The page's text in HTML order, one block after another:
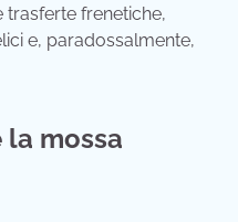
frenetiche,
e, paradossalmente,
la mossa